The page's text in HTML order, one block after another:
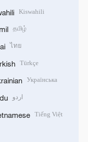
Kiswahili
தமிழ்
ไทย
Türkçe
Українська
اردو
Tiếng Việt